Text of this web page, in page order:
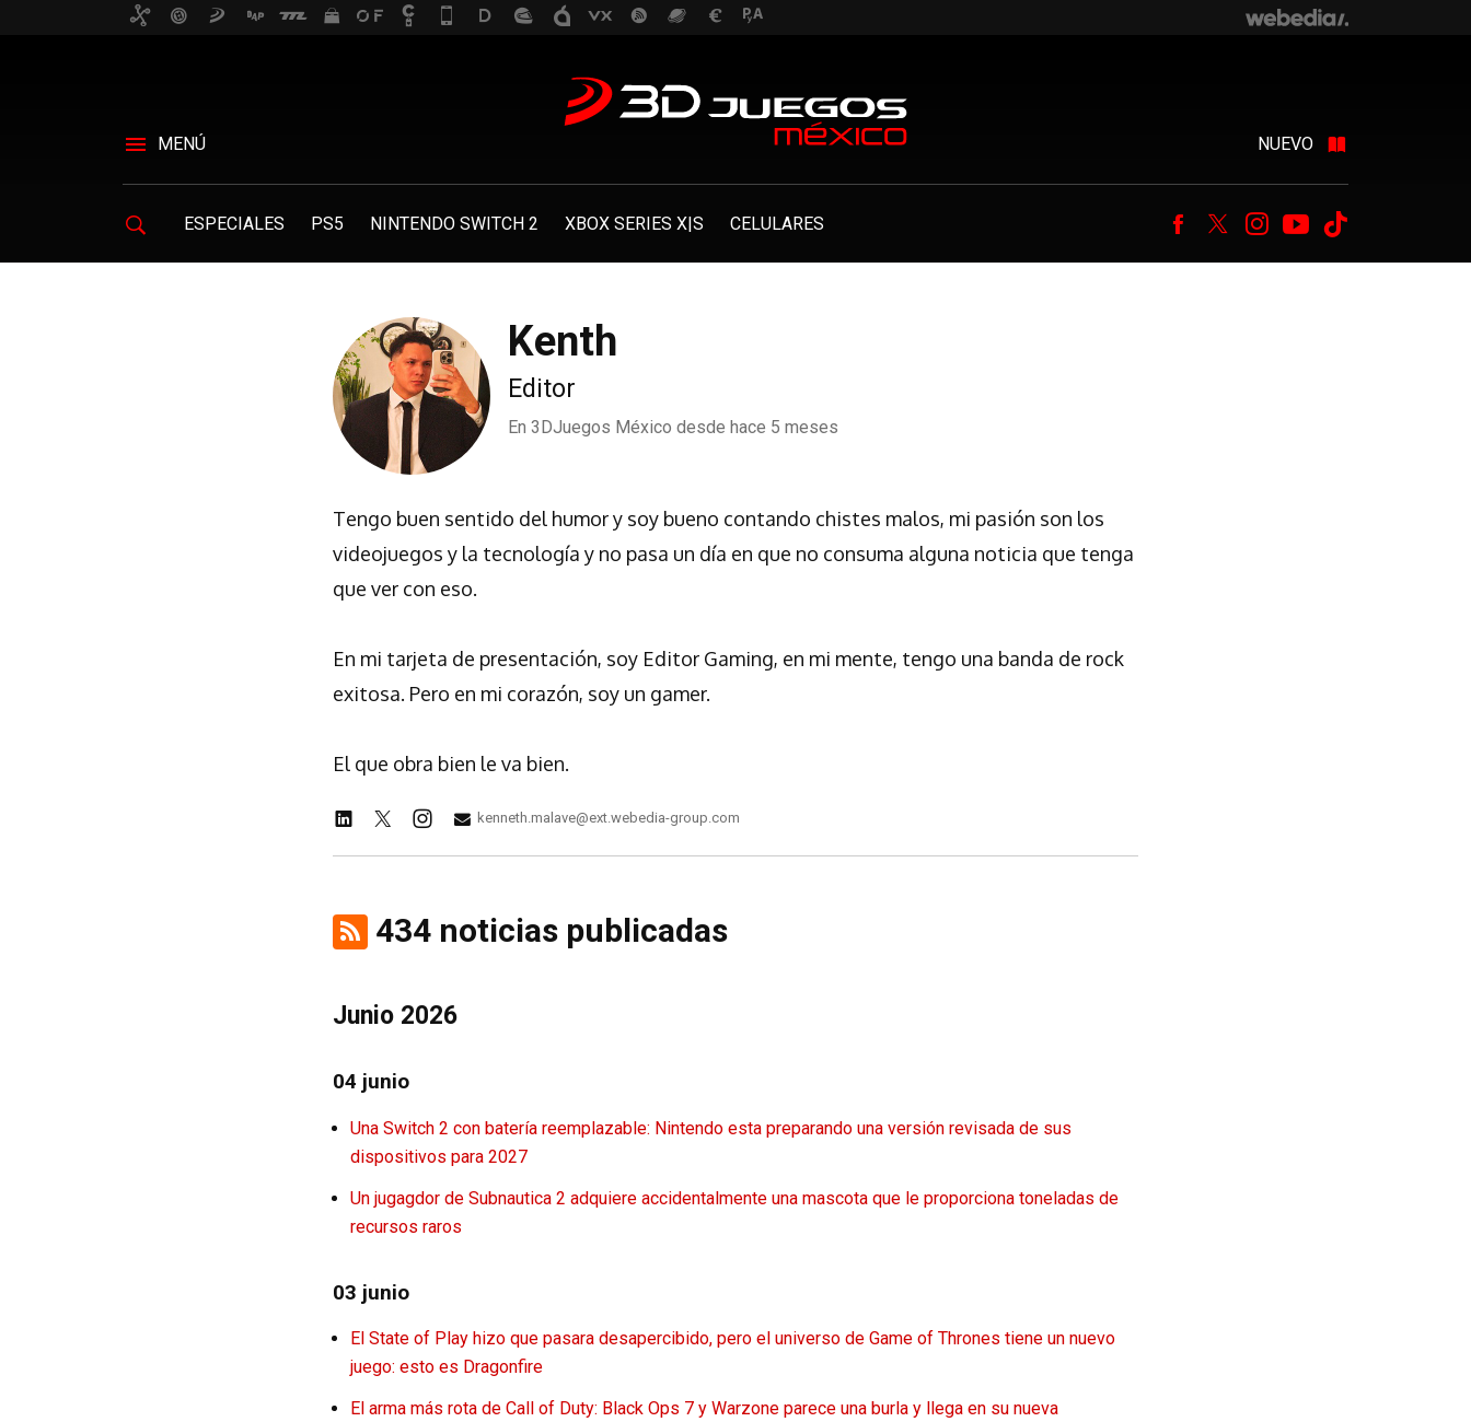
MENÚ NUEVO
ESPECIALES PS5 NINTENDO SWITCH 2 XBOX SERIES X|S CELULARES Facebook
TwitterInstagram
Youtube
Kenth
Editor
En 3DJuegos México desde hace 5 meses
Tengo buen sentido del humor y soy bueno contando chistes malos, mi pasión son los
videojuegos y la tecnología y no pasa un día en que no consuma alguna noticia que tenga
que ver con eso.
En mi tarjeta de presentación, soy Editor Gaming, en mi mente, tengo una banda de rock
exitosa. Pero en mi corazón, soy un gamer.
El que obra bien le va bien.
kenneth.malave@ext.webedia-group.com
434 noticias publicadas
Junio 2026
04 junio
Una Switch 2 con batería reemplazable: Nintendo esta preparando una versión revisada de sus
dispositivos para 2027
Un jugagdor de Subnautica 2 adquiere accidentalmente una mascota que le proporciona toneladas de
recursos raros
03 junio
El State of Play hizo que pasara desapercibido, pero el universo de Game of Thrones tiene un nuevo
juego: esto es Dragonfire
El arma más rota de Call of Duty: Black Ops 7 y Warzone parece una burla y llega en su nueva